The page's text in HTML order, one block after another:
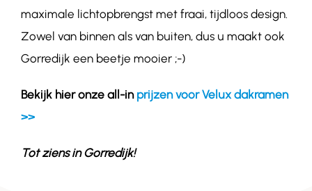
maximale lichtopbrengst met fraai, tijdloos design.
Zowel van binnen als van buiten, dus u maakt ook
Gorredijk een beetje mooier ;-)
Bekijk hier onze all-in prijzen voor Velux dakramen
>>
Tot ziens inGorredijk!